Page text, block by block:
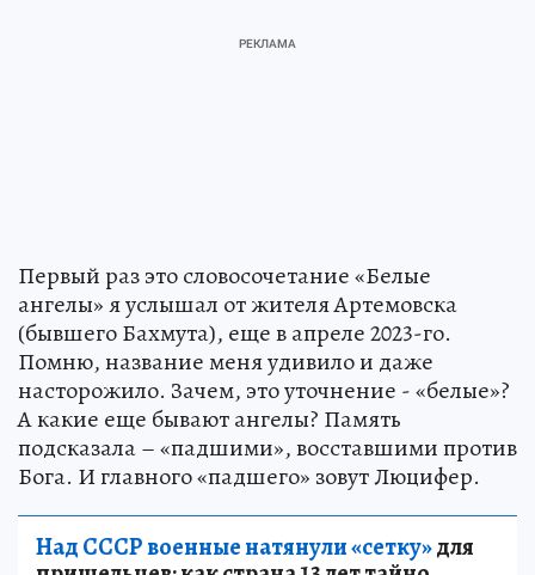
Первый раз это словосочетание «Белые
ангелы» я услышал от жителя Артемовска
(бывшего Бахмута), еще в апреле 2023-го.
Помню, название меня удивило и даже
насторожило. Зачем, это уточнение - «белые»?
А какие еще бывают ангелы? Память
подсказала – «падшими», восставшими против
Бога. И главного «падшего» зовут Люцифер.
Над СССР военные натянули «сетку»для